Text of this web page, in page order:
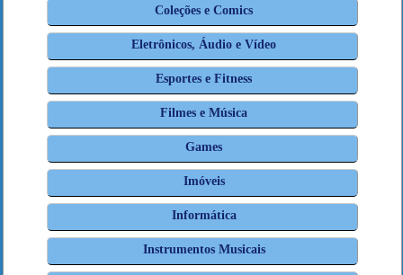
Coleções e Comics
Eletrônicos, Áudio e Vídeo
Esportes e Fitness
Filmes e Música
Games
Imóveis
Informática
Instrumentos Musicais